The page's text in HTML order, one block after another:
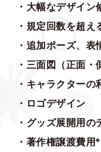
・大幅なデザイン
・規定回数を超え
・追加ポーズ、
・三面図（正面
・キャラクターの
・ロゴデザイン
・グッズ展開用の
・著作権譲渡費用